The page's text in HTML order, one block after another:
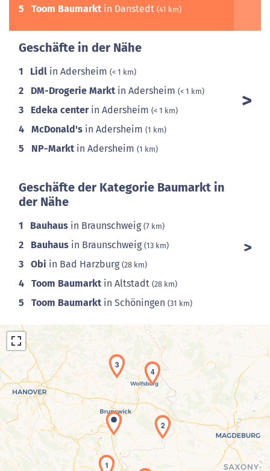
5 Toom Baumarkt in Danstedt (41 km)
Geschäfte in der Nähe
1 Lidl in Adersheim (< 1 km)
2 DM-Drogerie Markt in Adersheim (< 1 km)
3 Edeka centerin Adersheim (< 1 km)
4 McDonald's in Adersheim (1 km)
5 NP-Markt in Adersheim (1 km)
Geschäfte der Kategorie Baumarkt in
der Nähe
1 Bauhaus in Braunschweig (7 km)
2 Bauhaus in Braunschweig (13 km)
3 Obi in Bad Harzburg (28 km)
4 Toom Baumarkt in Altstadt (28 km)
5 Toom Baumarkt in Schöningen (31 km)
Laden der Karte...
1
2
3
4